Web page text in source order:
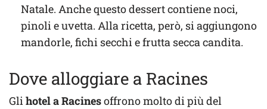
Natale. Anche questo dessert contiene noci,
pinoli e uvetta. Alla ricetta, però, si aggiungono
mandorle, fichi secchi e frutta secca candita.
Dove alloggiare a Racines
Gli hotel a Racinesoffrono molto di più del